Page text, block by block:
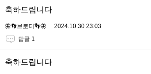
축하드립니다
🦋👣브로디👣🦋
2024.10.30 23:03
답글 1
축하드립니다